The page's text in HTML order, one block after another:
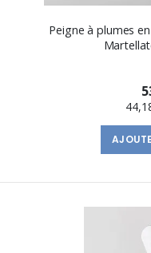
Peigne à plumes